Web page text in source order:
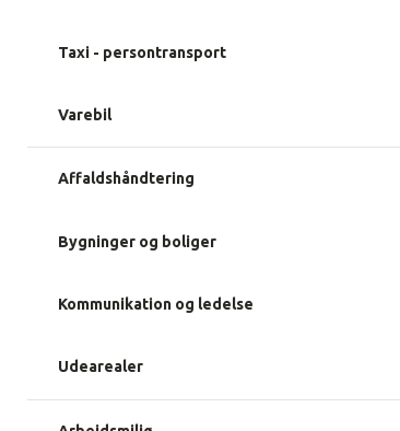
Taxi - persontransport
Varebil
Affaldshåndtering
Bygninger og boliger
Kommunikation og ledelse
Udearealer